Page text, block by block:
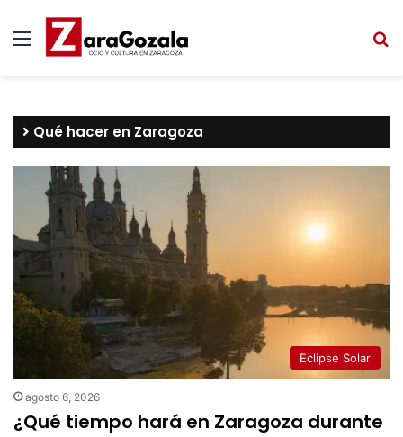
Menú
Qué hacer en Zaragoza
Eclipse Solar
agosto 6, 2026
¿Qué tiempo hará en Zaragoza durante